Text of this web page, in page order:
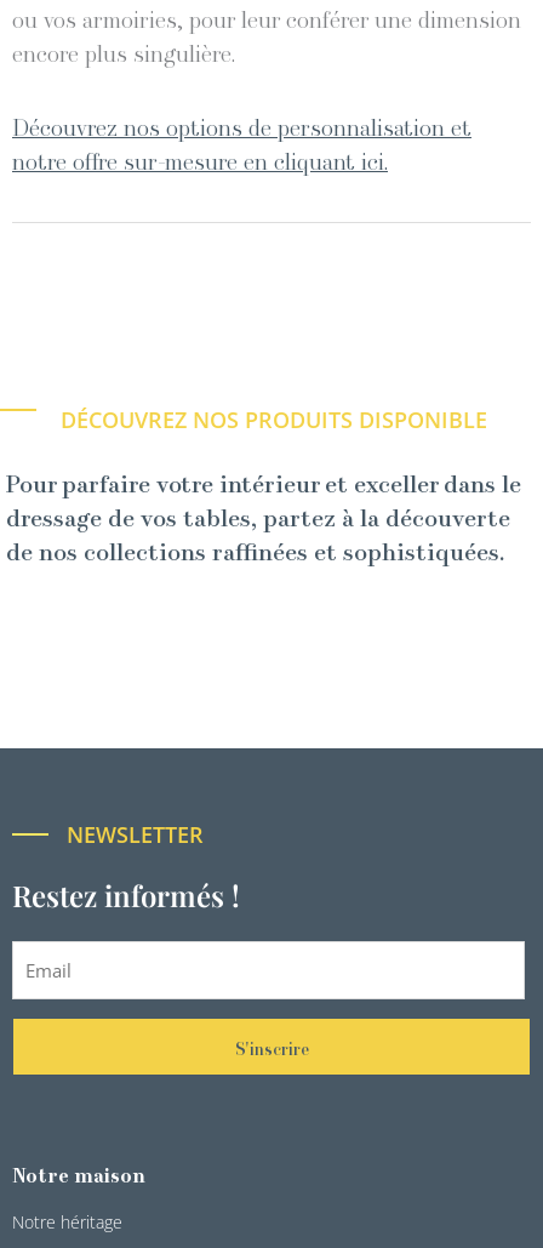
ou vos armoiries, pour leur conférer une dimension
encore plus singulière.
Découvrez nos options de personnalisation et
notre offre sur-mesure en cliquant ici.
DÉCOUVREZ NOS PRODUITS DISPONIBLE
Pour parfaire votre intérieur et exceller dans le
dressage de vos tables, partez à la découverte
de nos collections raffinées et sophistiquées.
NEWSLETTER
Restez informés !
S'inscrire
Notre maison
Notre héritage